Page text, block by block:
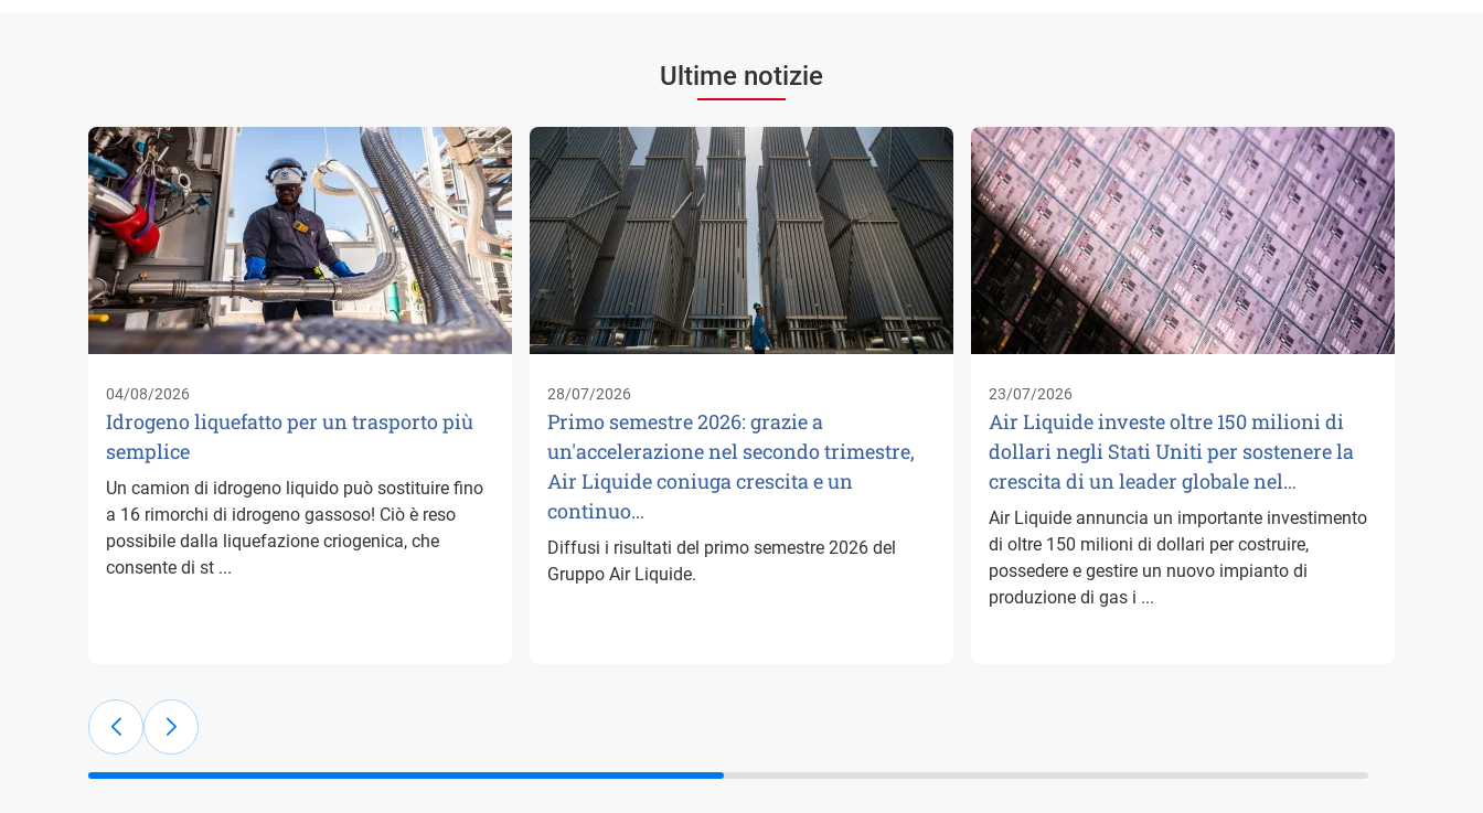
Ultime notizie
04/08/2026
Idrogeno liquefatto per un trasporto più
semplice
Un camion di idrogeno liquido può sostituire fino
a 16 rimorchi di idrogeno gassoso! Ciò è reso
possibile dalla liquefazione criogenica, che
consente di st ...
28/07/2026
Primo semestre 2026: grazie a
un'accelerazione nel secondo trimestre,
Air Liquide coniuga crescita e un
continuo…
Diffusi i risultati del primo semestre 2026 del
Gruppo Air Liquide.
23/07/2026
Air Liquide investe oltre 150 milioni di
dollari negli Stati Uniti per sostenere la
crescita di un leader globale nel…
Air Liquide annuncia un importante investimento
di oltre 150 milioni di dollari per costruire,
possedere e gestire un nuovo impianto di
produzione di gas i ...